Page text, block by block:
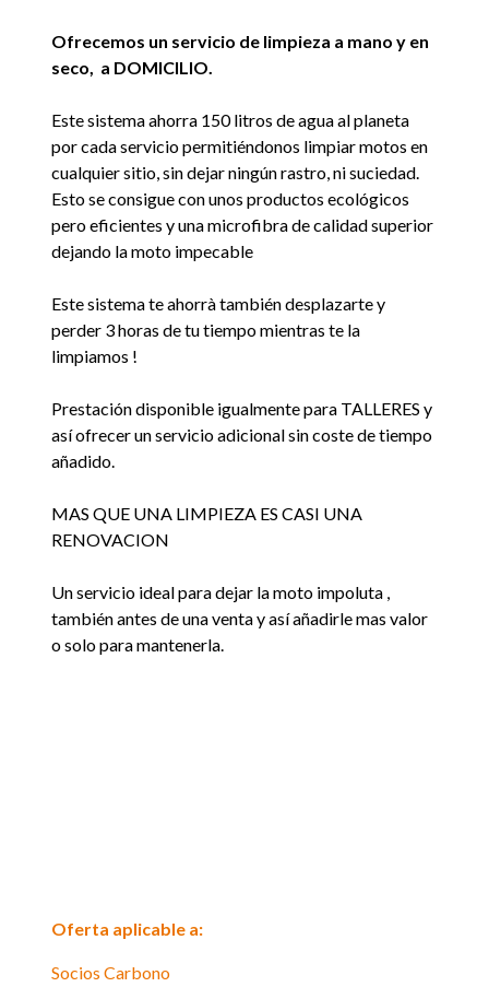
Ofrecemos un servicio de limpieza a mano y en
seco, a DOMICILIO.
Este sistema ahorra 150 litros de agua al planeta
por cada servicio permitiéndonos limpiar motos en
cualquier sitio, sin dejar ningún rastro, ni suciedad.
Esto se consigue con unos productos ecológicos
pero eficientes y una microfibra de calidad superior
dejando la moto impecable
Este sistema te ahorrà también desplazarte y
perder 3 horas de tu tiempo mientras te la
limpiamos !
Prestación disponible igualmente para TALLERES y
así ofrecer un servicio adicional sin coste de tiempo
añadido.
MAS QUE UNA LIMPIEZA ES CASI UNA
RENOVACION
Un servicio ideal para dejar la moto impoluta ,
también antes de una venta y así añadirle mas valor
o solo para mantenerla.
Oferta aplicable a:
Socios Carbono